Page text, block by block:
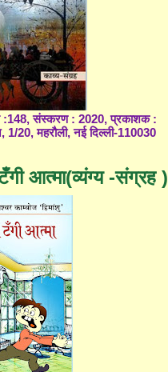
:148, संस्करण : 2020, प्रकाशक :
20, महरौली, नई दिल्ली-110030
आत्मा(व्यंग्य -संग्रह )